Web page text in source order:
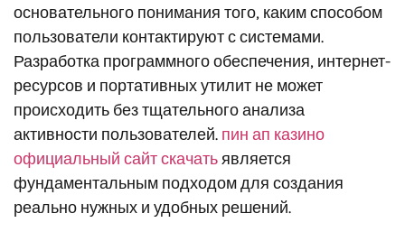
основательного понимания того, каким способом
пользователи контактируют с системами.
Разработка программного обеспечения, интернет-
ресурсов и портативных утилит не может
происходить без тщательного анализа
активности пользователей. пин ап казино
официальный сайт скачатьявляется
фундаментальным подходом для создания
реально нужных и удобных решений.